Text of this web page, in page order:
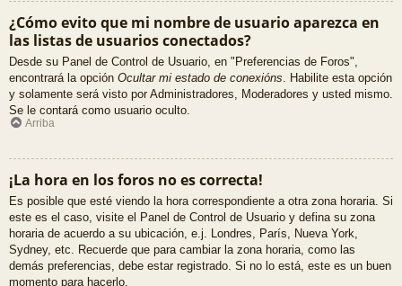
¿Cómo evito que mi nombre de usuario aparezca en
las listas de usuarios conectados?
Desde su Panel de Control de Usuario, en "Preferencias de Foros",
encontrará la opción Ocultar mi estado de conexións. Habilite esta opción
y solamente será visto por Administradores, Moderadores y usted mismo.
Se le contará como usuario oculto.
Arriba
¡La hora en los foros no es correcta!
Es posible que esté viendo la hora correspondiente a otra zona horaria. Si
este es el caso, visite el Panel de Control de Usuario y defina su zona
horaria de acuerdo a su ubicación, e.j. Londres, París, Nueva York,
Sydney, etc. Recuerde que para cambiar la zona horaria, como las
demás preferencias, debe estar registrado. Si no lo está, este es un buen
momento para hacerlo.